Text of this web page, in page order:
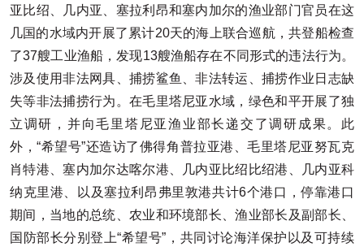
亚比绍、几内亚、塞拉利昂和塞内加尔的渔业部门官员在这
几国的水域内开展了累计20天的海上联合巡航，共登船检查
了37艘工业渔船，发现13艘渔船存在不同形式的违法行为。
涉及使用非法网具、捕捞鲨鱼、非法转运、捕捞作业日志缺
失等非法捕捞行为。在毛里塔尼亚水域，绿色和平开展了独
立调研，并向毛里塔尼亚渔业部长递交了调研成果。此
外，“希望号”还造访了佛得角普拉亚港、毛里塔尼亚努瓦克
肖特港、塞内加尔达喀尔港、几内亚比绍比绍港、几内亚科
纳克里港、以及塞拉利昂弗里敦港共计6个港口，停靠港口
期间，当地的总统、农业和环境部长、渔业部长及副部长、
国防部长分别登上“希望号”，共同讨论海洋保护以及可持续